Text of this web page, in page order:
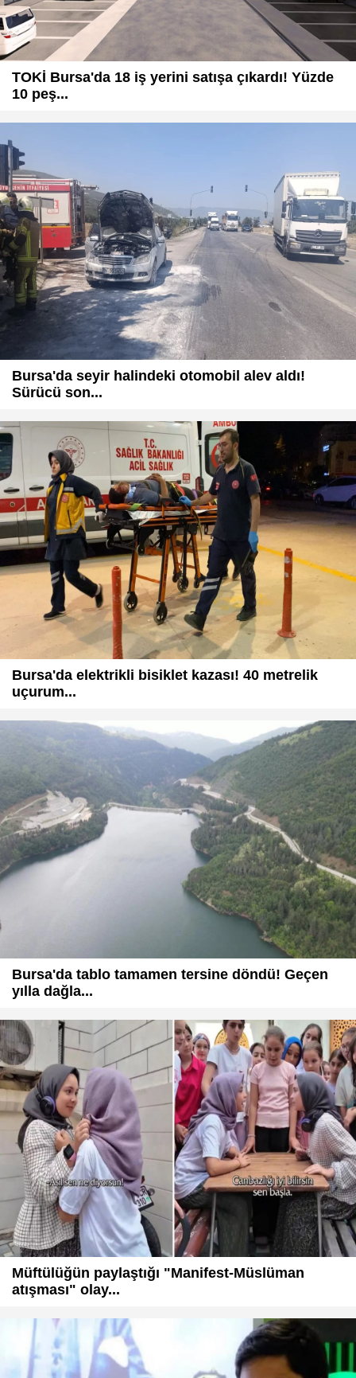
TOKİ Bursa'da 18 iş yerini satışa çıkardı! Yüzde
10 peş...
Bursa'da seyir halindeki otomobil alev aldı!
Sürücü son...
Bursa'da elektrikli bisiklet kazası! 40 metrelik
uçurum...
Bursa'da tablo tamamen tersine döndü! Geçen
yılla dağla...
Müftülüğün paylaştığı "Manifest-Müslüman
atışması" olay...